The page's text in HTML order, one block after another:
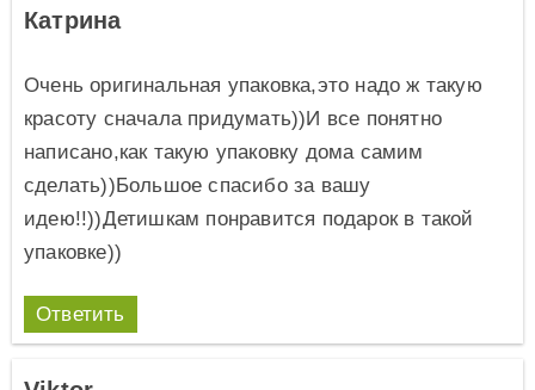
Катрина
Очень оригинальная упаковка,это надо ж такую
красоту сначала придумать))И все понятно
написано,как такую упаковку дома самим
сделать))Большое спасибо за вашу
идею!!))Детишкам понравится подарок в такой
упаковке))
Ответить